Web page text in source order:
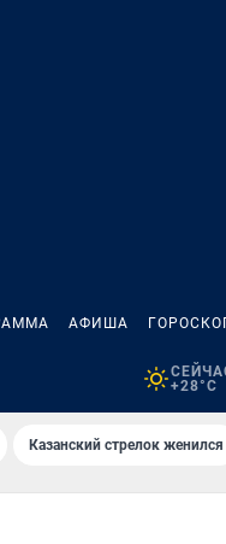
АФИША
+28°C
Казанский стрелок женился